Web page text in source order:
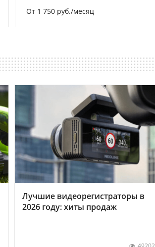
От 1 750 руб./месяц
Лучшие видеорегистраторы в
2026 году: хиты продаж